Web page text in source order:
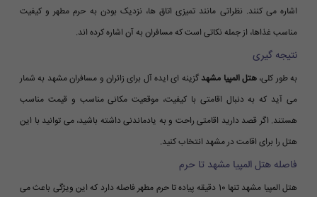
اشاره می کنند. نظراتی مانند تمیزی اتاق ها، نزدیک بودن به حرم مطهر و کیفیت
مناسب غذاها، از جمله نکاتی است که مسافران به آن اشاره کرده اند.
نتیجه گیری
به طور کلی،هتل المپیا مشهد گزینه ای ایده آل برای زائران و مسافران مشهد به شمار
می آید که به دنبال اقامتی با کیفیت، موقعیت مکانی مناسب و قیمت مناسب
هستند. اگر قصد دارید اقامتی راحت و به یادماندنی داشته باشید، می توانید با این
هتل را برای اقامت در مشهد انتخاب کنید.
فاصله هتل المپیا مشهد تا حرم
هتل المپیا مشهد تنها 10 دقیقه پیاده تا حرم مطهر فاصله دارد که این ویژگی باعث می